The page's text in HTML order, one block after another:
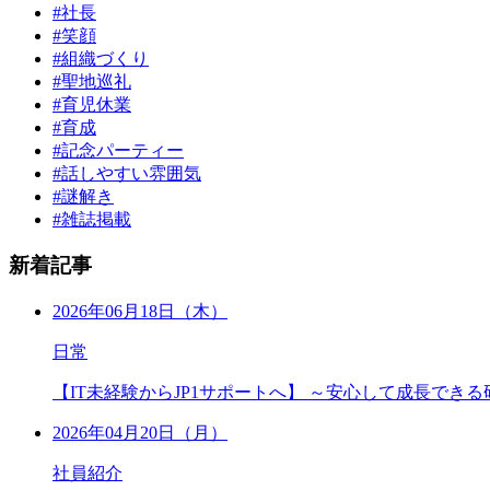
#社長
#笑顔
#組織づくり
#聖地巡礼
#育児休業
#育成
#記念パーティー
#話しやすい雰囲気
#謎解き
#雑誌掲載
新着記事
2026年06月18日（木）
日常
【IT未経験からJP1サポートへ】 ～安心して成長でき
2026年04月20日（月）
社員紹介